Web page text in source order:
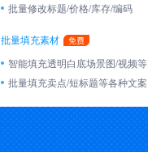
批量修改标题/价格/库存/编码
批量填充素材
智能填充透明白底场景图/视频等
批量填充卖点/短标题等各种文案